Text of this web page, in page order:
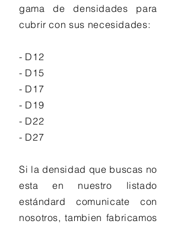
gama de densidades para
cubrir con sus necesidades:
- D12
- D15
- D17
- D19
- D22
- D27
Si la densidad que buscas no
esta en nuestro listado
estándard comunicate con
nosotros, tambien fabricamos